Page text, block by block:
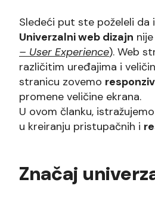
Sledeći put ste poželeli
Univerzalni web dizajn
– User Experience). Web
različitim uređajima i
stranicu zovemo
promene veličine ekrana.
U ovom članku,
u kreiranju pristupačnih i
Značaj